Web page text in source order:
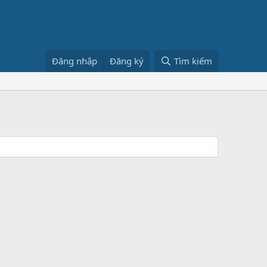
Đăng nhập Đăng ký Tìm kiếm